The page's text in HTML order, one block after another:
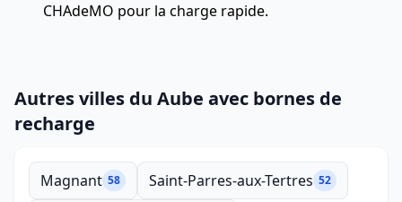
CHAdeMO pour la charge rapide.
Autres villes du Aube avec bornes de
recharge
Magnant 58 Saint-Parres-aux-Tertres 52